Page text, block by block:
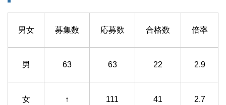
男女 募集数 応募数 合格数 倍率
男 63 63 22 2.9
女 ↑ 111 41 2.7